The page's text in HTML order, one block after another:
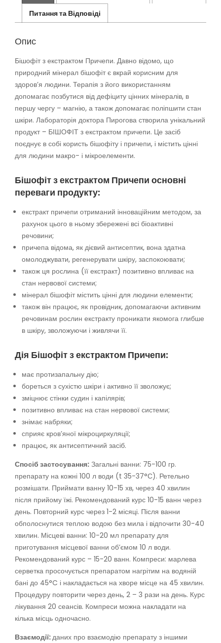
Питання та Відповіді
Опис
Бішофіт з екстрактом Причепи. Давно відомо, що
природний мінерал бішофіт є вкрай корисним для
здоров’я людини. Терапія з його використанням
допомагає позбутися від дефіциту цінних мінералів, в
першу чергу – магнію, а також допомагає поліпшити стан
шкіри. Лабораторія доктора Пирогова створила унікальний
продукт – БІШОФІТ з екстрактом причепи. Це засіб
поєднує в собі користь бішофіту і причепи, і містить цінні
для людини макро- і мікроелементи.
Бішофіт з екстрактом Причепи основні
переваги продукту:
екстракт причепи отриманий інноваційним методом, за
рахунок цього в ньому збережені всі біоактивні
речовини;
причепа відома, як дієвий антисептик, вона здатна
омолоджувати, регенерувати шкіру, заспокоювати;
також ця рослина (її екстракт) позитивно впливає на
стан нервової системи;
мінерал бішофіт містить цінні для людини елементи;
також він працює, як провідник, допомагаючи активним
речовинам рослин екстракту проникати якомога глибше
в шкіру, зволожуючи і живлячи її.
Дія Бішофіт з екстрактом Причепи:
має протизапальну дію;
бореться з сухістю шкіри і активно її зволожує;
зміцнює стінки судин і капілярів;
позитивно впливає на стан нервової системи;
знімає набряки;
сприяє кров’яної мікроциркуляції;
працює, як антисептичний засіб.
Спосіб застосування: Загальні ванни: 75-100 гр.
препарату на кожні 100 л води (t 35-37°С). Ретельно
розмішати. Приймати ванну 10-15 хв, через 40 хвилин
після прийому їжі. Рекомендований курс 10-15 ванн через
день. Повторний курс через 1-2 місяці. Після ванни
обполоснутися теплою водою без мила і відпочити 30-40
хвилин. Місцеві ванни: 10-20 мл препарату для
приготування місцевої ванни об’ємом 10 л води.
Рекомендований курс – 15-20 ванн. Компреси: марлева
серветка просочується препаратом нагрітим на водяній
бані до 45°C і накладається на хворе місце на 45 хвилин.
Процедуру повторити через день, 2 – 3 рази на день. Курс
лікування 20 сеансів. Компреси можна накладати на
кілька місць одночасно.
Взаємодії:даних про взаємодію препарату з іншими